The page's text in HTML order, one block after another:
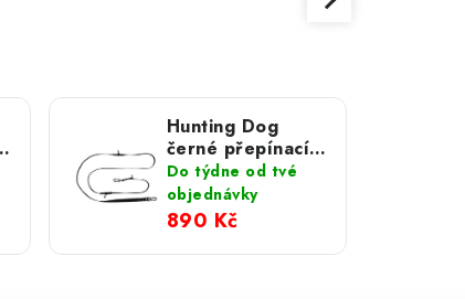
Hunting Dog
černé přepínací
vodítko s
hliníkovou
karabinou 280
Do týdne od tvé
objednávky
890 Kč